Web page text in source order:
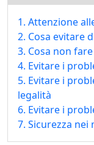
1. Attenzione
2. Cosa evitare
3. Cosa non
4. Evitare i
5. Evitare i
legalità
6. Evitare i
7. Sicurezza nei